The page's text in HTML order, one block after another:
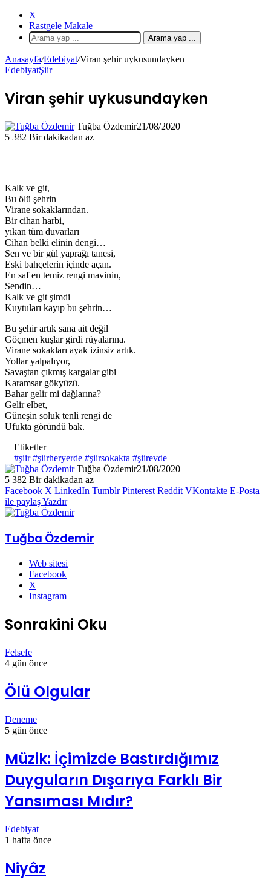
X
Rastgele Makale
Arama yap ...
Anasayfa/Edebiyat/Viran şehir uykusundayken
EdebiyatŞiir
Viran şehir uykusundayken
Tuğba Özdemir21/08/2020
5 382 Bir dakikadan az
Kalk ve git,
Bu ölü şehrin
Virane sokaklarından.
Bir cihan harbi,
yıkan tüm duvarları
Cihan belki elinin dengi…
Sen ve bir gül yaprağı tanesi,
Eski bahçelerin içinde açan.
En saf en temiz rengi mavinin,
Sendin…
Kalk ve git şimdi
Kuytuları kayıp bu şehrin…
Bu şehir artık sana ait değil
Göçmen kuşlar girdi rüyalarına.
Virane sokakları ayak izinsiz artık.
Yollar yalpalıyor,
Savaştan çıkmış kargalar gibi
Karamsar gökyüzü.
Bahar gelir mi dağlarına?
Gelir elbet,
Güneşin soluk tenli rengi de
Ufukta göründü bak.
Etiketler
#şiir #şiirheryerde #şiirsokakta #şiirevde
Tuğba Özdemir21/08/2020
5 382 Bir dakikadan az
Facebook X LinkedIn Tumblr Pinterest Reddit VKontakte E-Posta
ile paylaşYazdır
Tuğba Özdemir
Web sitesi
Facebook
X
Instagram
Sonrakini Oku
Felsefe
4 gün önce
Ölü Olgular
Deneme
5 gün önce
Müzik: İçimizde Bastırdığımız
Duyguların Dışarıya Farklı Bir
Yansıması Mıdır?
Edebiyat
1 hafta önce
Niyâz